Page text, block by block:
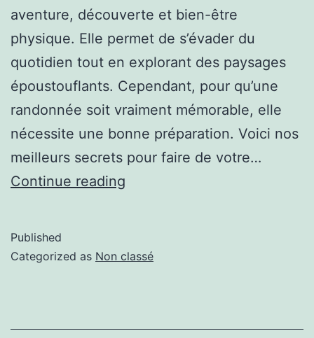
aventure, découverte et bien-être
physique. Elle permet de s’évader du
quotidien tout en explorant des paysages
époustouflants. Cependant, pour qu’une
randonnée soit vraiment mémorable, elle
nécessite une bonne préparation. Voici nos
meilleurs secrets pour faire de votre…
Continue reading
Published
Categorized as Non classé